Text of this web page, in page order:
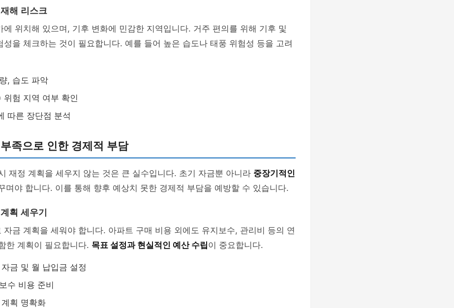
해 리스크
에 위치해 있으며, 기후 변화에 민감한 지역입니다. 거주 편의를 위해 기후 및
성을 체크하는 것이 필요합니다. 예를 들어 높은 습도나 태풍 위험성 등을 고려
, 습도 파악
위험 지역 여부 확인
따른 장단점 분석
족으로 인한 경제적 부담
재정 계획을 세우지 않는 것은 큰 실수입니다. 초기 자금뿐 아니라 중장기적인
며야 합니다. 이를 통해 향후 예상치 못한 경제적 부담을 예방할 수 있습니다.
획 세우기
자금 계획을 세워야 합니다. 아파트 구매 비용 외에도 유지보수, 관리비 등의 연
한 계획이 필요합니다. 목표 설정과 현실적인 예산 수립이 중요합니다.
금 및 월 납입금 설정
수 비용 준비
획 명확화